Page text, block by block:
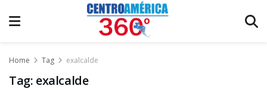
Home Tag exalcalde
Tag: exalcalde